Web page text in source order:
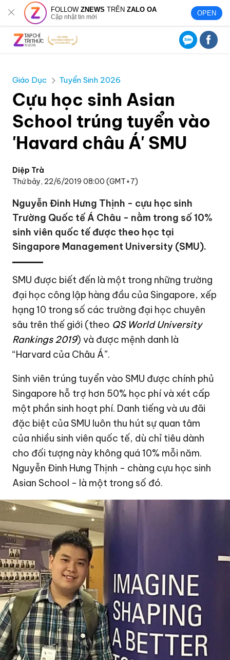
FOLLOWZNEWS TRÊNZALO OA
Cập nhật tin mới OPEN
Giáo Dục Tuyển Sinh 2026
Cựu học sinh Asian
School trúng tuyển vào
'Havard châu Á' SMU
Diệp Trà
Thứ bảy, 22/6/2019 08:00 (GMT+7)
Nguyễn Đinh Hưng Thịnh - cựu học sinh
Trường Quốc tế Á Châu - nằm trong số 10%
sinh viên quốc tế được theo học tại
Singapore Management University (SMU).
SMU được biết đến là một trong những trường
đại học công lập hàng đầu của Singapore, xếp
hạng 10 trong số các trường đại học chuyên
sâu trên thế giới (theo QS World University
Rankings 2019) và được mệnh danh là
“Harvard của Châu Á”.
Sinh viên trúng tuyển vào SMU được chính phủ
Singapore hỗ trợ hơn 50% học phí và xét cấp
một phần sinh hoạt phí. Danh tiếng và ưu đãi
đặc biệt của SMU luôn thu hút sự quan tâm
của nhiều sinh viên quốc tế, dù chỉ tiêu dành
cho đối tượng này không quá 10% mỗi năm.
Nguyễn Đinh Hưng Thịnh - chàng cựu học sinh
Asian School - là một trong số đó.